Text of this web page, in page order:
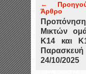
←
Άρθρο
Προπόνηση
Μικτών
Κ14 και
Παρασκευή
24/10/2025